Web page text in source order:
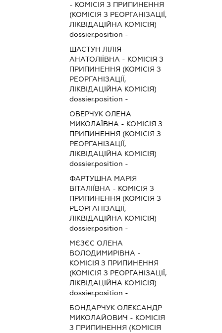
- КОМІСІЯ З ПРИПИНЕННЯ
(КОМІСІЯ З РЕОРГАНІЗАЦІЇ,
ЛІКВІДАЦІЙНА КОМІСІЯ)
dossier.position -
ШАСТУН ЛІЛІЯ
АНАТОЛІЇВНА - КОМІСІЯ З
ПРИПИНЕННЯ (КОМІСІЯ З
РЕОРГАНІЗАЦІЇ,
ЛІКВІДАЦІЙНА КОМІСІЯ)
dossier.position -
ОВЕРЧУК ОЛЕНА
МИКОЛАЇВНА - КОМІСІЯ З
ПРИПИНЕННЯ (КОМІСІЯ З
РЕОРГАНІЗАЦІЇ,
ЛІКВІДАЦІЙНА КОМІСІЯ)
dossier.position -
ФАРТУШНА МАРІЯ
ВІТАЛІЇВНА - КОМІСІЯ З
ПРИПИНЕННЯ (КОМІСІЯ З
РЕОРГАНІЗАЦІЇ,
ЛІКВІДАЦІЙНА КОМІСІЯ)
dossier.position -
МЄЗЄС ОЛЕНА
ВОЛОДИМИРІВНА -
КОМІСІЯ З ПРИПИНЕННЯ
(КОМІСІЯ З РЕОРГАНІЗАЦІЇ,
ЛІКВІДАЦІЙНА КОМІСІЯ)
dossier.position -
БОНДАРЧУК ОЛЕКСАНДР
МИКОЛАЙОВИЧ - КОМІСІЯ
З ПРИПИНЕННЯ (КОМІСІЯ